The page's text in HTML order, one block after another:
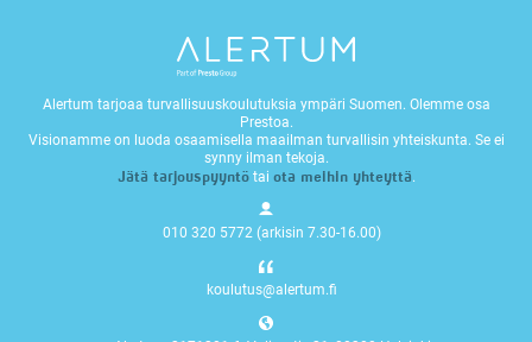
Alertum tarjoaa turvallisuuskoulutuksia ympäri Suomen. Olemme osa
Prestoa.
Visionamme on luoda osaamisella maailman turvallisin yhteiskunta. Se ei
synny ilman tekoja.
Jätä tarjouspyyntötai ota meihin yhteyttä.
010 320 5772 (arkisin 7.30-16.00)
koulutus@alertum.fi